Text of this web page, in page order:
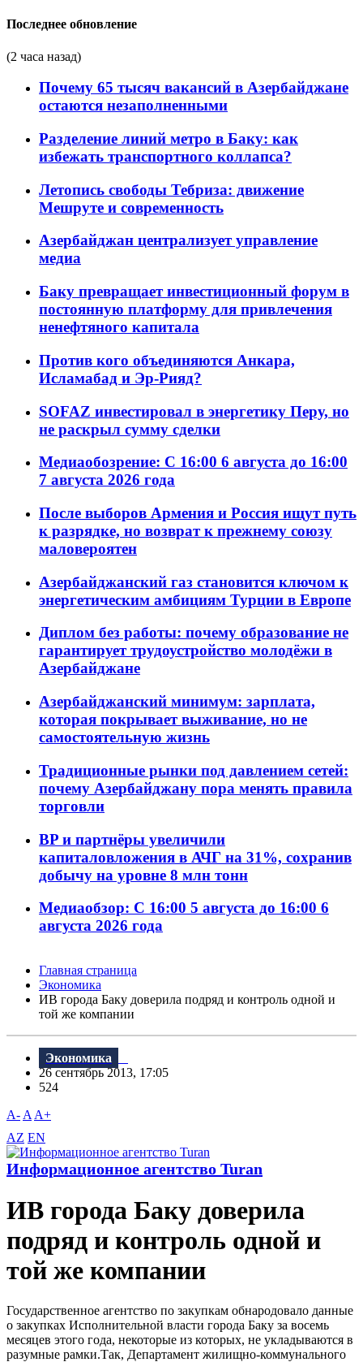
Последнее обновление
(2 часа назад)
Почему 65 тысяч вакансий в Азербайджане
остаются незаполненными
Разделение линий метро в Баку: как
избежать транспортного коллапса?
Летопись свободы Тебриза: движение
Мешруте и современность
Азербайджан централизует управление
медиа
Баку превращает инвестиционный форум в
постоянную платформу для привлечения
ненефтяного капитала
Против кого объединяются Анкара,
Исламабад и Эр-Рияд?
SOFAZ инвестировал в энергетику Перу, но
не раскрыл сумму сделки
Медиаобозрение: С 16:00 6 августа до 16:00
7 августа 2026 года
После выборов Армения и Россия ищут путь
к разрядке, но возврат к прежнему союзу
маловероятен
Азербайджанский газ становится ключом к
энергетическим амбициям Турции в Европе
Диплом без работы: почему образование не
гарантирует трудоустройство молодёжи в
Азербайджане
Азербайджанский минимум: зарплата,
которая покрывает выживание, но не
самостоятельную жизнь
Традиционные рынки под давлением сетей:
почему Азербайджану пора менять правила
торговли
BP и партнёры увеличили
капиталовложения в АЧГ на 31%, сохранив
добычу на уровне 8 млн тонн
Медиаобзор: С 16:00 5 августа до 16:00 6
августа 2026 года
Главная страница
Экономика
ИВ города Баку доверила подряд и контроль одной и
той же компании
Экономика
26 сентябрь 2013, 17:05
524
A- A A+
AZ EN
Информационное агентство Turan
ИВ города Баку доверила
подряд и контроль одной и
той же компании
Государственное агентство по закупкам обнародовало данные
о закупках Исполнительной власти города Баку за восемь
месяцев этого года, некоторые из которых, не укладываются в
разумные рамки.Так, Департамент жилищно-коммунального